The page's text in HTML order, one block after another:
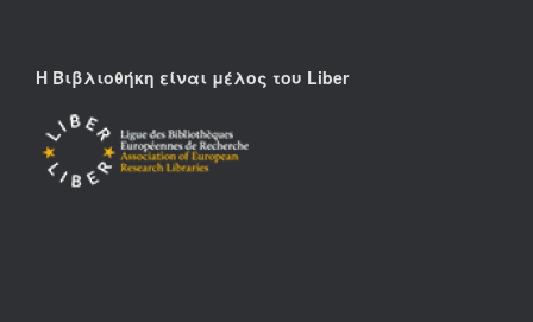
Η Βιβλιοθήκη είναι μέλος του Liber